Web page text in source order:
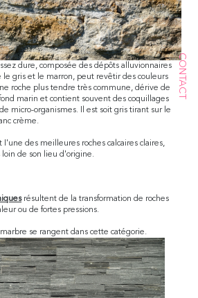
CONTACT
dure, composée des dépôts alluvionnaires
le gris et le marron, peut revêtir des couleurs
roche plus tendre très commune, dérive de
marin et contient souvent des coquillages
micro-organismes. Il est soit gris tirant sur le
crème.
I'une des meilleures roches calcaires claires,
de son lieu d'origine.
résultent de la transformation de roches
ou de fortes pressions.
se rangent dans cette catégorie.